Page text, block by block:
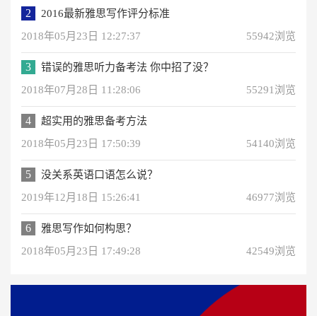
2
2016最新雅思写作评分标准
2018年05月23日 12:27:37
55942浏览
3
错误的雅思听力备考法 你中招了没？
2018年07月28日 11:28:06
55291浏览
4
超实用的雅思备考方法
2018年05月23日 17:50:39
54140浏览
5
没关系英语口语怎么说？
2019年12月18日 15:26:41
46977浏览
6
雅思写作如何构思？
2018年05月23日 17:49:28
42549浏览